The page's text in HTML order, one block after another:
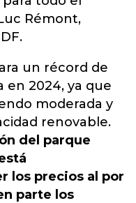
Rémont,
un récord de
en 2024, ya que
moderada y
renovable.
del parque
los precios al por
parte los